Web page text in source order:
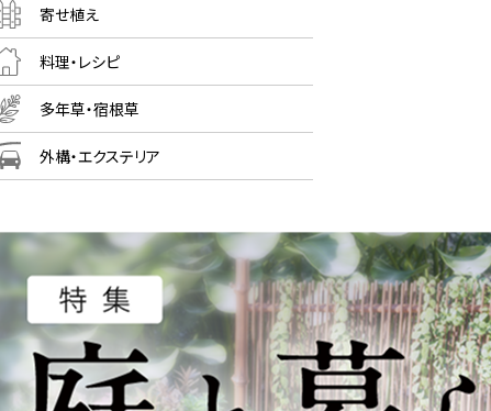
寄せ植え
料理・レシピ
多年草・宿根草
外構・エクステリア